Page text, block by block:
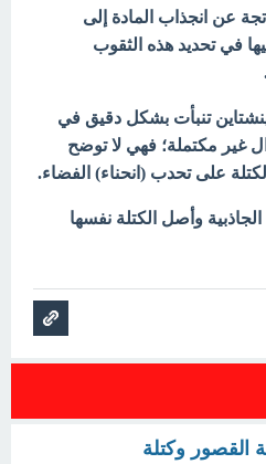
عن انجذاب المادة إلى
في تحديد هذه الثقوب
تنبأت بشكل دقيق في
تزال غير مكتملة؛ فهي لا توضح
على تحدب (انحناء) الفضاء.
وأصل الكتلة نفسها
القصور وكتلة